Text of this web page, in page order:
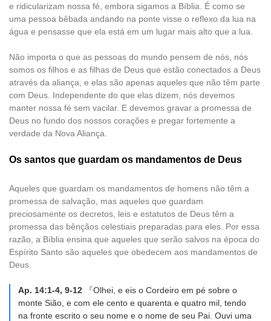
e ridicularizam nossa fé, embora sigamos a Bíblia. É como se
uma pessoa bêbada andando na ponte visse o reflexo da lua na
água e pensasse que ela está em um lugar mais alto que a lua.
Não importa o que as pessoas do mundo pensem de nós, nós
somos os filhos e as filhas de Deus que estão conectados a Deus
através da aliança, e elas são apenas aqueles que não têm parte
com Deus. Independente do que elas dizem, nós devemos
manter nossa fé sem vacilar. E devemos gravar a promessa de
Deus no fundo dos nossos corações e pregar fortemente a
verdade da Nova Aliança.
Os santos que guardam os mandamentos de Deus
Aqueles que guardam os mandamentos de homens não têm a
promessa de salvação, mas aqueles que guardam
preciosamente os decretos, leis e estatutos de Deus têm a
promessa das bênçãos celestiais preparadas para eles. Por essa
razão, a Bíblia ensina que aqueles que serão salvos na época do
Espírito Santo são aqueles que obedecem aos mandamentos de
Deus.
Ap. 14:1-4, 9-12 『Olhei, e eis o Cordeiro em pé sobre o
monte Sião, e com ele cento e quarenta e quatro mil, tendo
na fronte escrito o seu nome e o nome de seu Pai. Ouvi uma